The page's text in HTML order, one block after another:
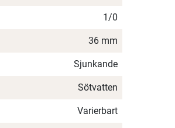
1/0
36 mm
Sjunkande
Sötvatten
Varierbart